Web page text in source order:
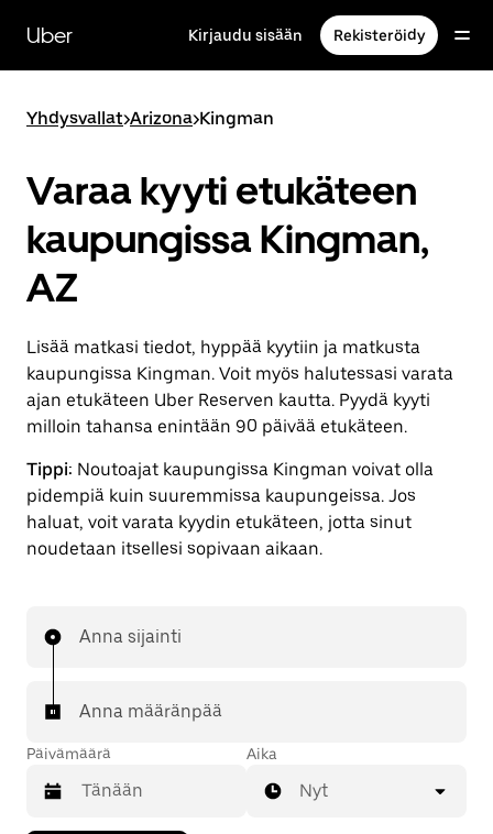
siirry
pääsisältöön
Uber Kirjaudu sisään Rekisteröidy
Yhdysvallat>Arizona>Kingman
Varaa kyyti etukäteen
kaupungissa Kingman,
AZ
Lisää matkasi tiedot, hyppää kyytiin ja matkusta
kaupungissa Kingman. Voit myös halutessasi varata
ajan etukäteen Uber Reserven kautta. Pyydä kyyti
milloin tahansa enintään 90 päivää etukäteen.
Tippi: Noutoajat kaupungissa Kingman voivat olla
pidempiä kuin suuremmissa kaupungeissa. Jos
haluat, voit varata kyydin etukäteen, jotta sinut
noudetaan itsellesi sopivaan aikaan.
Anna sijainti
Anna määränpää
Päivämäärä Aika
Nyt